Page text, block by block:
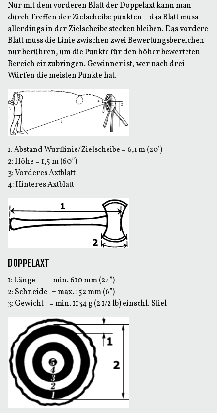
Nur mit dem vorderen Blatt der Doppelaxt kann man
durch Treffen der Zielscheibe punkten – das Blatt muss
allerdings in der Zielscheibe stecken bleiben. Das vordere
Blatt muss die Linie zwischen zwei Bewertungsbereichen
nur berühren, um die Punkte für den höher bewerteten
Bereich einzubringen. Gewinner ist, wer nach drei
Würfen die meisten Punkte hat.
1: Abstand Wurflinie/Zielscheibe = 6,1 m (20’)
2: Höhe = 1,5 m (60”)
3: Vorderes Axtblatt
4: Hinteres Axtblatt
DOPPELAXT
1: Länge = min. 610 mm (24”)
2: Schneide = max. 152 mm (6”)
3: Gewicht = min. 1134 g (2 1/2 lb) einschl. Stiel